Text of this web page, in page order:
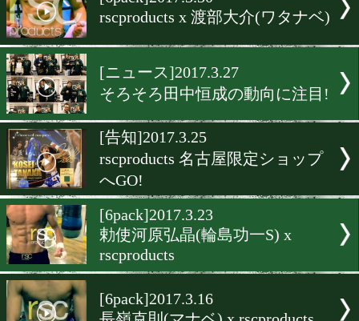
▶ 新着 KO KiNG ダイエット 女子情報
[6pack]2017.3.30
rscproducts x 渡部大介(ワ
[ニュース]2017.3.27
そろそろ田中恒成の動向に
[告知]2017.3.25
rscproducts 名古屋限定ショ
へGO!